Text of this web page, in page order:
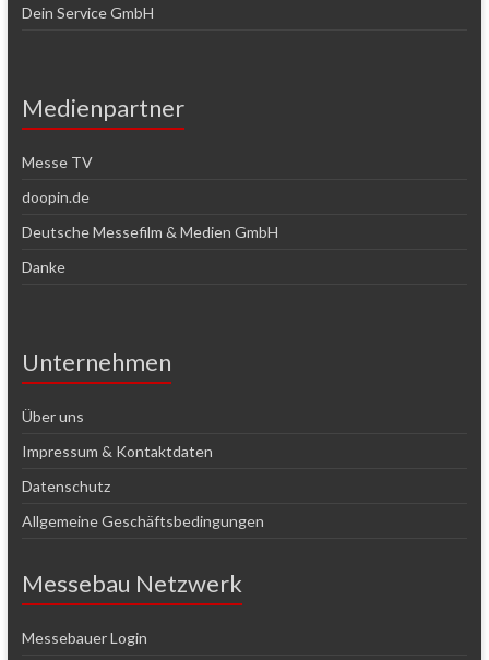
Dein Service GmbH
Medienpartner
Messe TV
doopin.de
Deutsche Messefilm & Medien GmbH
Danke
Unternehmen
Über uns
Impressum & Kontaktdaten
Datenschutz
Allgemeine Geschäftsbedingungen
Messebau Netzwerk
Messebauer Login